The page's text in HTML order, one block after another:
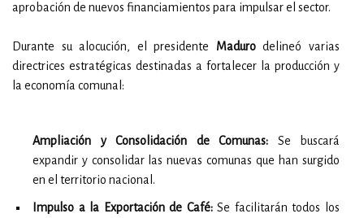
aprobación de nuevos financiamientos para impulsar el sector.
Durante su alocución, el presidente Madurodelineó varias
directrices estratégicas destinadas a fortalecer la producción y
la economía comunal:
Ampliación y Consolidación de Comunas: Se buscará
expandir y consolidar las nuevas comunas que han surgido
en el territorio nacional.
Impulso a la Exportación de Café:Se facilitarán todos los